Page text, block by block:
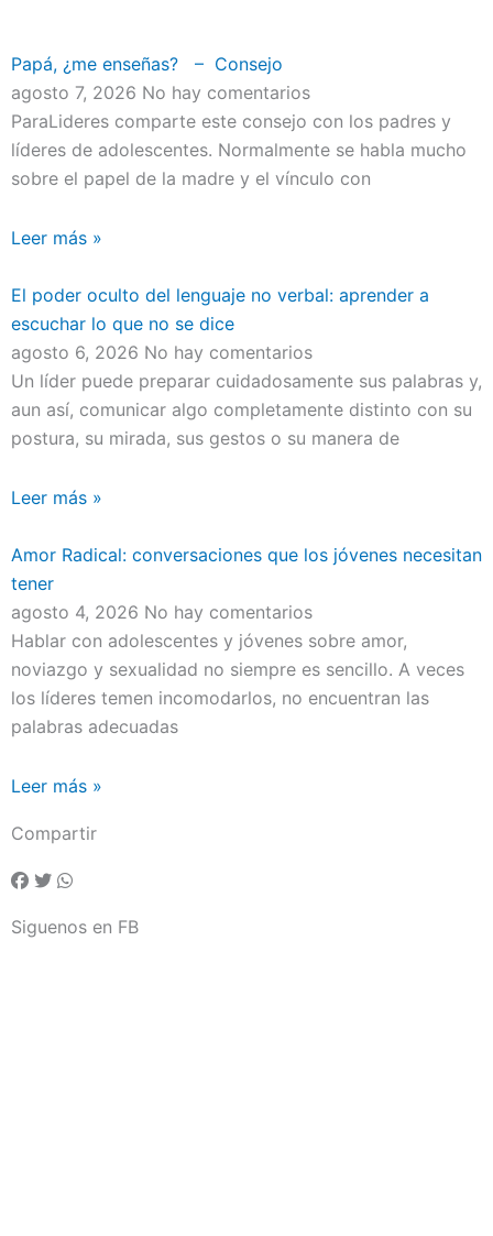
Papá, ¿me enseñas? – Consejo
agosto 7, 2026 No hay comentarios
ParaLideres comparte este consejo con los padres y
líderes de adolescentes. Normalmente se habla mucho
sobre el papel de la madre y el vínculo con
Leer más »
El poder oculto del lenguaje no verbal: aprender a
escuchar lo que no se dice
agosto 6, 2026 No hay comentarios
Un líder puede preparar cuidadosamente sus palabras y,
aun así, comunicar algo completamente distinto con su
postura, su mirada, sus gestos o su manera de
Leer más »
Amor Radical: conversaciones que los jóvenes necesitan
tener
agosto 4, 2026 No hay comentarios
Hablar con adolescentes y jóvenes sobre amor,
noviazgo y sexualidad no siempre es sencillo. A veces
los líderes temen incomodarlos, no encuentran las
palabras adecuadas
Leer más »
Compartir
Siguenos en FB